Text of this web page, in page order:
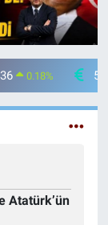
0.18%
Atatürk’ün